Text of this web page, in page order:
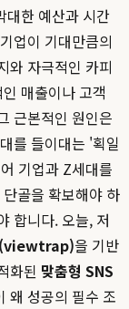
대한 예산과 시간
업이 기대만큼의
와 자극적인 카피
매출이나 고객
근본적인 원인은
를 들이대는 '획일
기업과 Z세대를
골을 확보해야 하
합니다. 오늘, 저
을 기반
화된 맞춤형 SNS
왜 성공의 필수 조